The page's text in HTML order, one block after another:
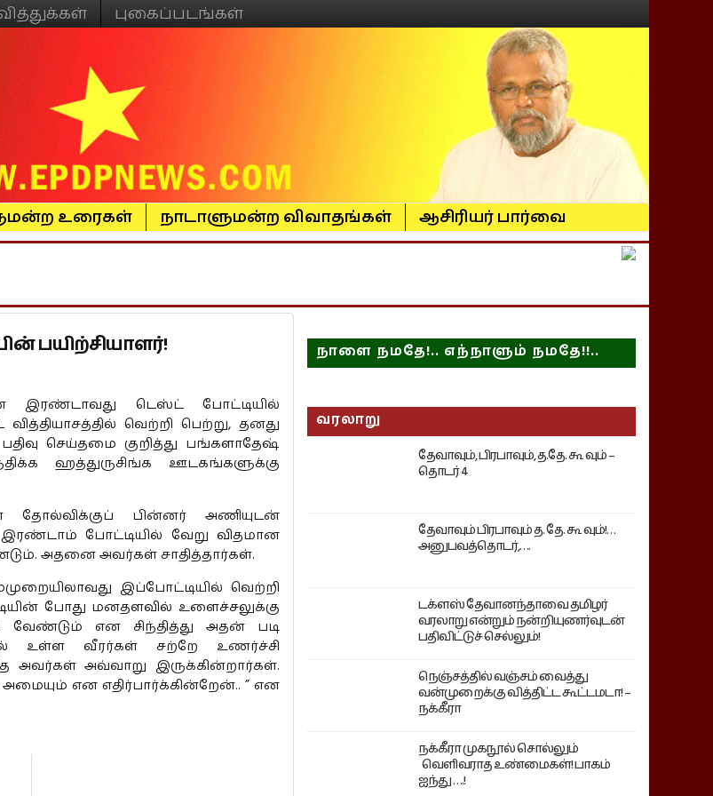
புகைப்படங்கள்
உரைகள் நாடாளுமன்ற விவாதங்கள் ஆசிரியர் பார்வை
பயிற்சியாளர்!
இரண்டாவது டெஸ்ட் போட்டியில்
வெற்றி பெற்று, தனது
செய்தமை குறித்து பங்களாதேஷ்
ஹத்துருசிங்க ஊடகங்களுக்கு
பின்னர் அணியுடன்
போட்டியில் வேறு விதமான
அதனை அவர்கள் சாதித்தார்கள்.
இப்போட்டியில் வெற்றி
போது மனதளவில் உளைச்சலுக்கு
என சிந்தித்து அதன் படி
உள்ள வீரர்கள் சற்றே உணர்ச்சி
அவர்கள் அவ்வாறு இருக்கின்றார்கள்.
என எதிர்பார்க்கின்றேன்.. ” என
நாளை நமதே!.. எந்நாளும் நமதே!!..
வரலாறு
தேவாவும், பிரபாவும், த.தே. கூ வும் –
தொடர் 4
தேவாவும் பிரபாவும் த. தே. கூ வும்!…
அனுபவத்தொடர்,….
டக்ளஸ் தேவானந்தாவை தமிழர்
வரலாறு என்றும் நன்றியுணர்வுடன்
பதிவிட்டுச் செல்லும்!
நெஞ்சத்தில் வஞ்சம் வைத்து
வன்முறைக்கு வித்திட்ட கூட்டமடா! –
நக்கீரா
நக்கீரா முகநூல் சொல்லும்
வெளிவராத உண்மைகள்! பாகம்
ஐந்து ….!